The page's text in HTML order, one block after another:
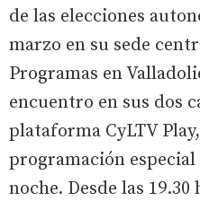
de las elecciones
marzo en su sede
Programas en
encuentro en sus dos
plataforma CyLTV
programación
noche. Desde las